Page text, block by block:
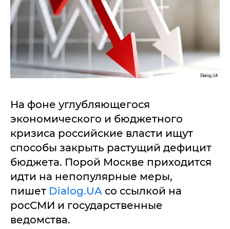
На фоне углубляющегося
экономического и бюджетного
кризиса российские власти ищут
способы закрыть растущий дефицит
бюджета. Порой Москве приходится
идти на непопулярные меры,
пишет Dialog.UA со ссылкой на
росСМИ и государственные
ведомства.